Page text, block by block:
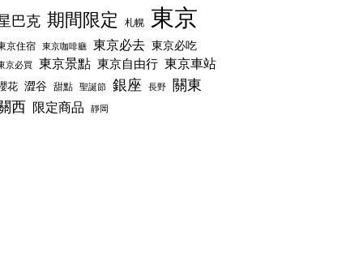
巴克 期間限定 札幌 東京
京住宿 東京咖啡廳 東京必去 東京必吃
京必買 東京景點 東京自由行 東京車站
花 澀谷 甜點 聖誕節 銀座 長野 關東
西 限定商品 靜岡